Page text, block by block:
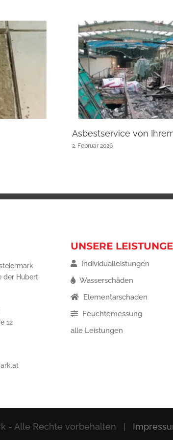
Asbestservice von
2. Februar 2026
der Hubert
12
UNSERE
Individualleistungen
Wasserschäden
Elementarschaden
Feuchtemessung
alle Leistungen
- Alle Rechte vorbehalten |